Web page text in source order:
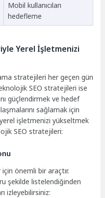
Mobil kullanıcıları
hedefleme
Yerel İşletmenizi
stratejileri her geçen gün
SEO stratejileri ise
güçlendirmek ve hedef
sağlamak için
işletmenizi yükseltmek
SEO stratejileri:
önemli bir araçtır.
şekilde listelendiğinden
izleyebilirsiniz: